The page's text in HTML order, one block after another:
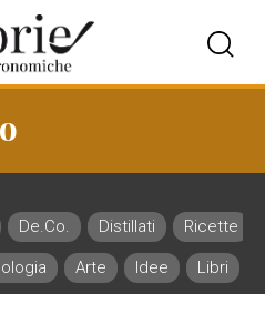
De.Co. Distillati Ricette
Arte Idee Libri